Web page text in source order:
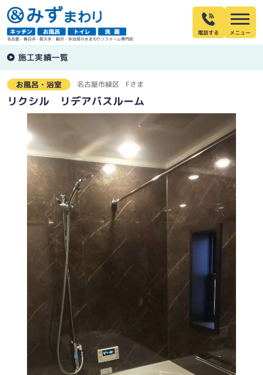
名古屋・春日井・長久手・稲沢・多治見の水まわりリフォーム専門店
電話する
施工実績一覧
お風呂・浴室 名古屋市緑区 Fさま
リクシル リデアバスルーム